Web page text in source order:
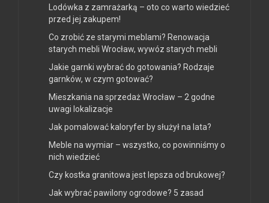
Lodówka z zamrażarką – oto co warto wiedzieć
przed jej zakupem!
Co zrobić ze starymi meblami? Renowacja
starych mebli Wrocław, wywóz starych mebli
Jakie garnki wybrać do gotowania? Rodzaje
garnków, w czym gotować?
Mieszkania na sprzedaż Wrocław – 2 godne
uwagi lokalizacje
Jak pomalować kaloryfer by służył na lata?
Meble na wymiar – wszystko, co powinniśmy o
nich wiedzieć
Czy kostka granitowa jest lepsza od brukowej?
Jak wybrać pawilony ogrodowe? 5 zasad